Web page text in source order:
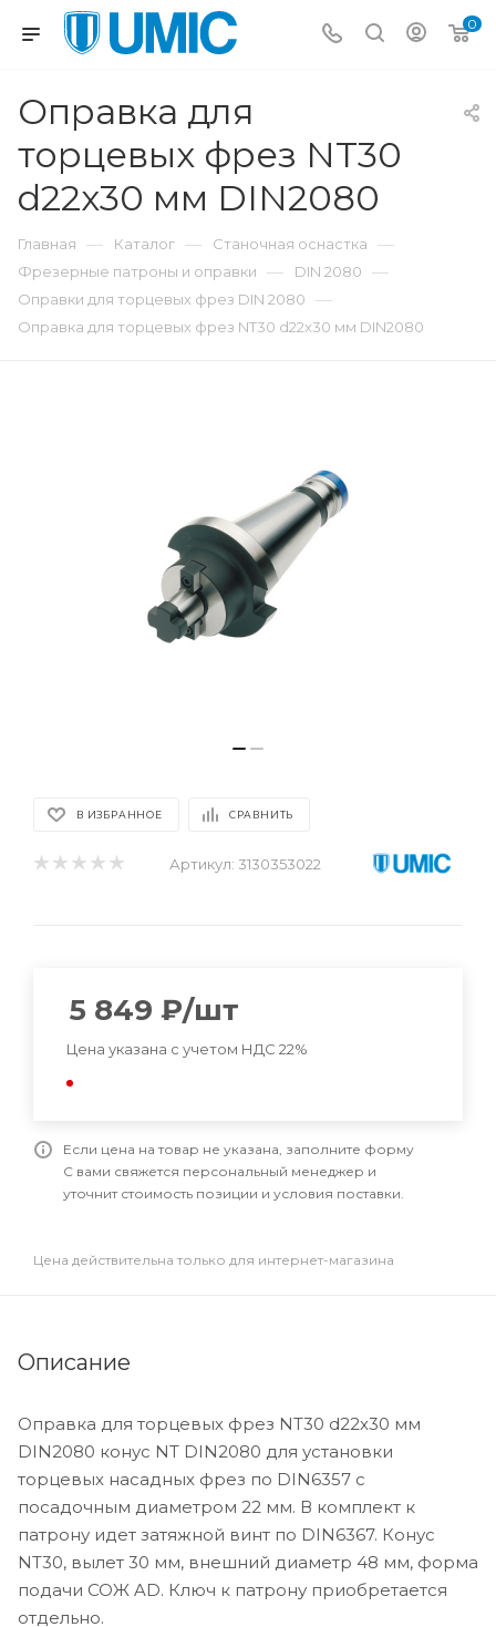
0
Оправка для
торцевых фрез NT30
d22x30 мм DIN2080
Главная — Каталог — Станочная оснастка —
Фрезерные патроны и оправки — DIN 2080 —
Оправки для торцевых фрез DIN 2080 —
Оправка для торцевых фрез NT30 d22x30 мм DIN2080
В ИЗБРАННОЕ СРАВНИТЬ
Артикул: 3130353022
5 849 ₽/шт
Цена указана с учетом НДС 22%
Если цена на товар не указана, заполните форму
С вами свяжется персональный менеджер и
уточнит стоимость позиции и условия поставки.
Цена действительна только для интернет-магазина
Описание
Оправка для торцевых фрез NT30 d22x30 мм
DIN2080 конус NT DIN2080 для установки
торцевых насадных фрез по DIN6357 с
посадочным диаметром 22 мм. В комплект к
патрону идет затяжной винт по DIN6367. Конус
NT30, вылет 30 мм, внешний диаметр 48 мм, форма
подачи СОЖ AD. Ключ к патрону приобретается
отдельно.